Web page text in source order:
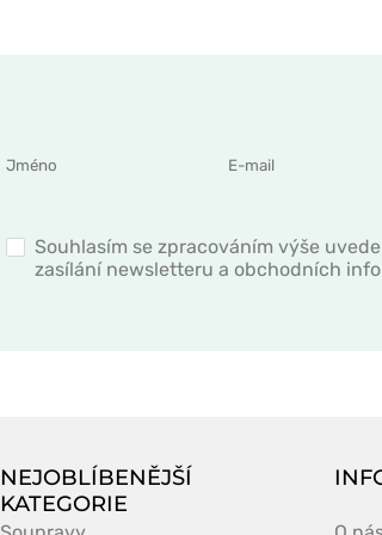
Souhlasím se zpracováním výše
zasílání newsletteru a obchodních
NEJOBLÍBENĚJŠÍ
KATEGORIE